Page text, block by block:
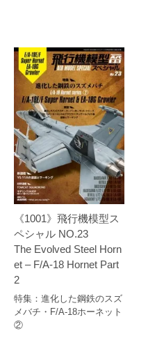
《1001》飛行機模型ス
ペシャル NO.23
The Evolved Steel Horn
et – F/A-18 Hornet Part
2
特集：進化した鋼鉄のスズ
メバチ・F/A-18ホーネット
②